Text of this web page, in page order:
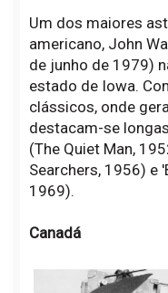
Um dos maiores
americano, John
de junho de 1979)
estado de Iowa.
clássicos, onde
destacam-se
(The Quiet Man,
Searchers, 1956) e
1969).
Canadá